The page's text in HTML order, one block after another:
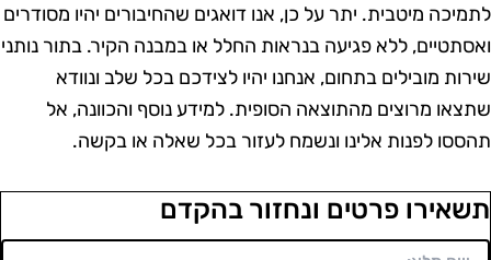
מיטבית. יתר על כן, אנו דואגים שהחיבורים יהיו מסודרים
ללא פגיעה בנראות החלל או במבנה הקיר. בתור נותני
מובילים בתחום, אנחנו יהיו לצידכם בכל שלב ונוודא
מרוצים מהתוצאה הסופית. למידע נוסף והכוונה, אל
לפנות אלינו ונשמח לעזור בכל שאלה או בקשה.
פרטים ונחזור בהקדם